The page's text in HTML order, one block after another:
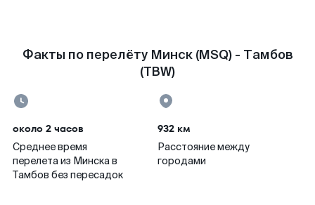
Факты по перелёту Минск (MSQ) - Тамбов
(TBW)
около 2 часов
Среднее время
перелета из Минска в
Тамбов без пересадок
932 км
Расстояние между
городами